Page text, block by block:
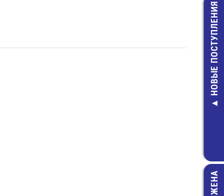
LS14250
питанияНОВЫЕ ПОСТУПЛЕНИЯ